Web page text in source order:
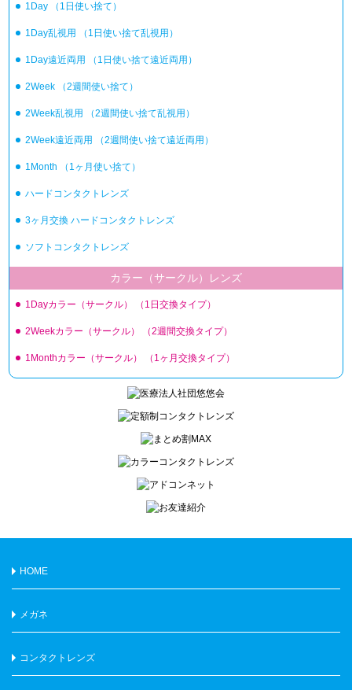
1Day （1日使い捨て）
1Day乱視用 （1日使い捨て乱視用）
1Day遠近両用 （1日使い捨て遠近両用）
2Week （2週間使い捨て）
2Week乱視用 （2週間使い捨て乱視用）
2Week遠近両用 （2週間使い捨て遠近両用）
1Month （1ヶ月使い捨て）
ハードコンタクトレンズ
3ヶ月交換 ハードコンタクトレンズ
ソフトコンタクトレンズ
カラー（サークル）レンズ
1Dayカラー（サークル） （1日交換タイプ）
2Weekカラー（サークル） （2週間交換タイプ）
1Monthカラー（サークル） （1ヶ月交換タイプ）
HOME
メガネ
コンタクトレンズ